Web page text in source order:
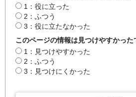
1：役に立った
2：ふつう
3：役に立たなかった
このページの情報は見つけやすかった
1：見つけやすかった
2：ふつう
3：見つけにくかった